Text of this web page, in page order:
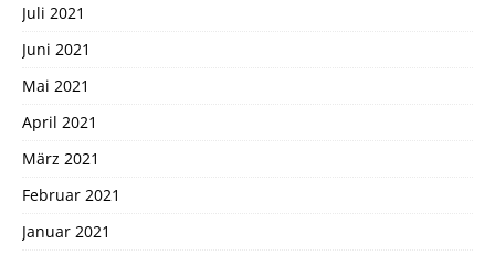
Juli 2021
Juni 2021
Mai 2021
April 2021
März 2021
Februar 2021
Januar 2021